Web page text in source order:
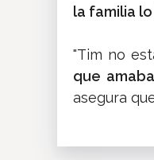
la familia
"Tim no
que
asegura